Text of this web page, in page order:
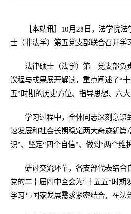
［本站讯］10月28日，法学院
士（非法学）第五党支部联合召开学
法律硕士（法学）第一党支部负
议程与成果展开解读，重点阐述了“
五”时期的历史方位、指导思想、六
学习过程中，全体同志深刻意识
速发展和社会长期稳定两大奇迹新篇
识”、坚定“四个自信”、做到“两个维
研讨交流环节，各支部代表结合
党的二十届四中全会为“十五五”时
学习与国家发展需求紧密结合，在法